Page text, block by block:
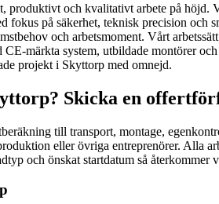
produktivt och kvalitativt arbete på
fokus på säkerhet, teknisk precision
och arbetsmoment. Vårt
märkta system, utbildade montörer
projekt i Skyttorp med omnejd.
Skicka en
till transport, montage,
eller övriga entreprenörer. Alla
och önskat startdatum så återkommer